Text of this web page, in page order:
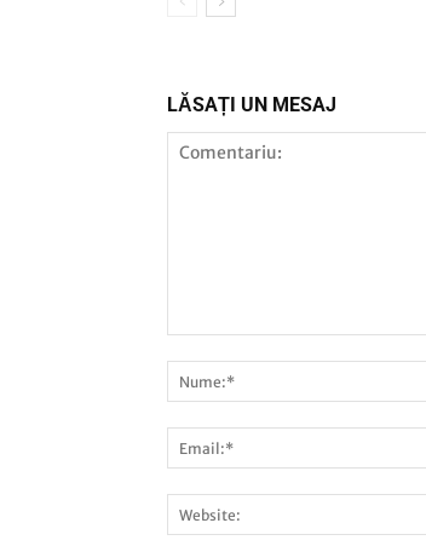
LĂSAȚI UN MESAJ